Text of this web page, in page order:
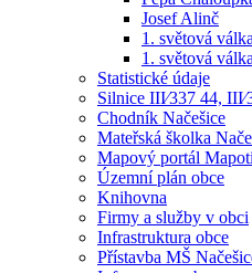
Josef Alinč
1. světová
1. světová
Statistické údaje
Silnice III⁄337 44,
Chodník Načešice
Mateřská školka
Mapový portál
Územní plán obce
Knihovna
Firmy a služby v obci
Infrastruktura obce
Přístavba MŠ